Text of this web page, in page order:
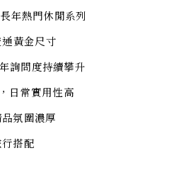
年熱門休閒系列
黃金尺寸
詢問度持續攀升
日常實用性高
氛圍濃厚
搭配